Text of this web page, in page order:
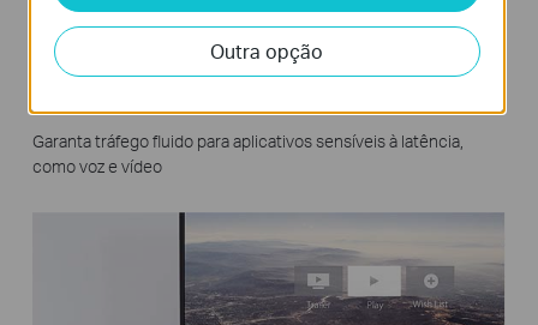
Qualidade de Serviço (QoS) para uma
Garanta tráfego fluido para aplicativos sensíveis à latência,
como voz e vídeo
Outra opção